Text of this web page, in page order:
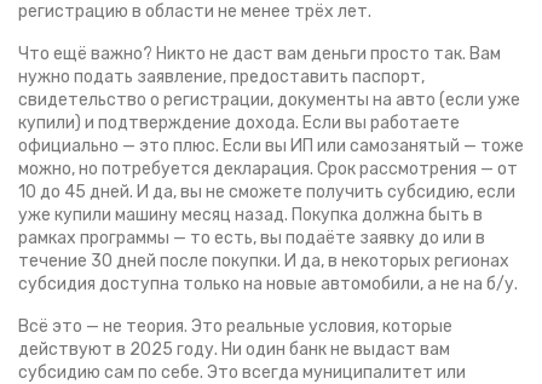
регистрацию в области не менее трёх лет.
Что ещё важно? Никто не даст вам деньги просто так. Вам
нужно подать заявление, предоставить паспорт,
свидетельство о регистрации, документы на авто (если уже
купили) и подтверждение дохода. Если вы работаете
официально — это плюс. Если вы ИП или самозанятый — тоже
можно, но потребуется декларация. Срок рассмотрения — от
10 до 45 дней. И да, вы не сможете получить субсидию, если
уже купили машину месяц назад. Покупка должна быть в
рамках программы — то есть, вы подаёте заявку до или в
течение 30 дней после покупки. И да, в некоторых регионах
субсидия доступна только на новые автомобили, а не на б/у.
Всё это — не теория. Это реальные условия, которые
действуют в 2025 году. Ни один банк не выдаст вам
субсидию сам по себе. Это всегда муниципалитет или